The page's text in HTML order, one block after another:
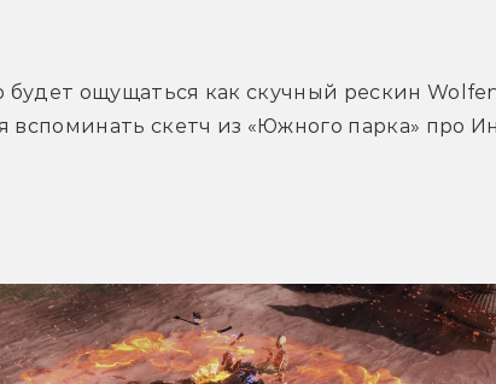
будет ощущаться как скучный рескин
вспоминать скетч из «Южного парка» про